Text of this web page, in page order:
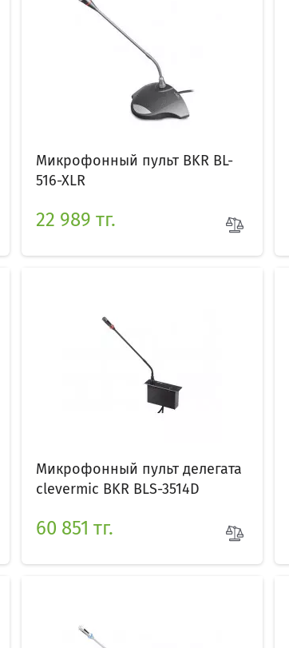
Микрофонный пульт BKR BL-
516-XLR
22 989 тг.
Микрофонный пульт делегата
clevermic BKR BLS-3514D
60 851 тг.